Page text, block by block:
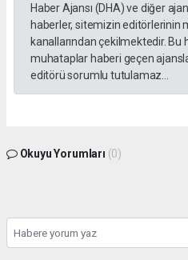
Haber Ajansı (DHA) ve diğer
haberler, sitemizin editörlerinin
kanallarından çekilmektedir.
muhataplar haberi geçen
editörü sorumlu tutulamaz...
Okuyu Yorumları (0)